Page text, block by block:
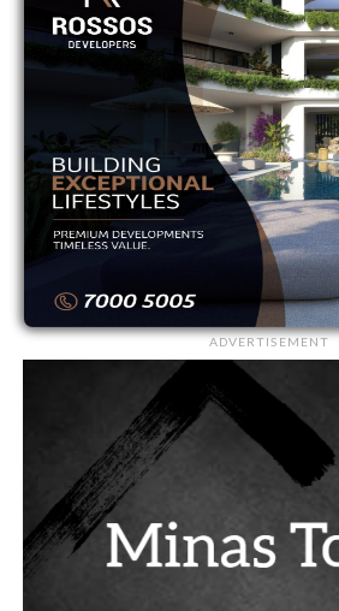
9
ΘΟΙ
ΝΕΑ ΣΑΛΑΜΙΝΑ
11
ΟΛΥΜΠΙΑΚΟΣ
12
ΟΜΟΝΟΙΑ
ΟΜΟΝΟΙΑ ΑΡΑΔΙΠΠΟΥ
ADVERTISEMENT